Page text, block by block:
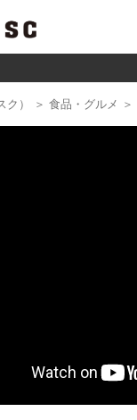
） ＞ 食品・グルメ ＞